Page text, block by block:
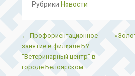
Рубрики Новости
Post navigation
← Профориентационное
занятие в филиале БУ
“Ветеринарный центр” в
городе Белоярском